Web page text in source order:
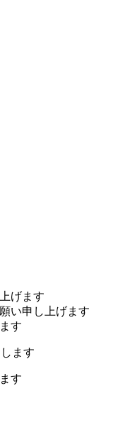
げます
い申し上げます
す
ます
す